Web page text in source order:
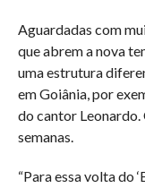
Aguardadas com
que abrem a nova
uma estrutura
em Goiânia, por
do cantor Leonardo.
semanas.
“Para essa volta do